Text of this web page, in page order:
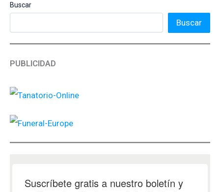
Buscar
Buscar
PUBLICIDAD